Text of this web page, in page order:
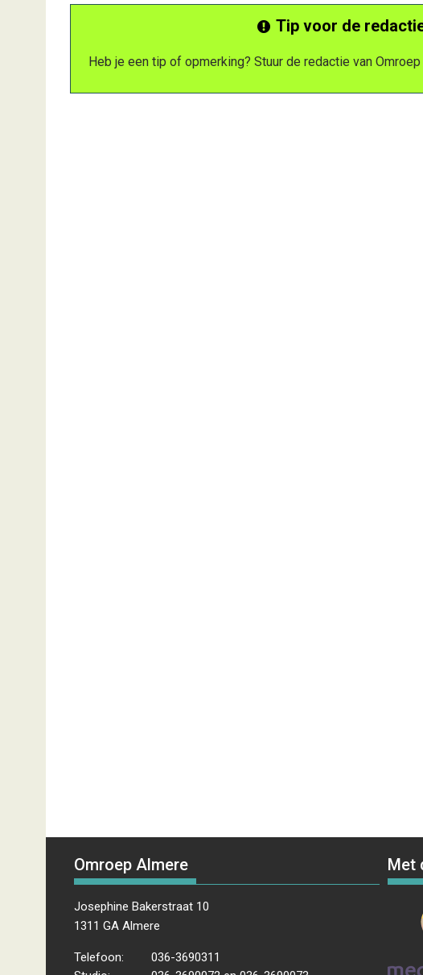
Tip voor de
Heb je een tip of opmerking? Stuur de redactie van
Omroep Almere
Josephine Bakerstraat 10
1311 GA Almere
Telefoon:
036-3690311
Met